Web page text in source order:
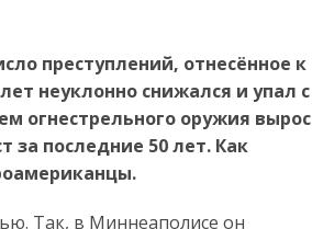
преступлений, отнесённое к
неуклонно снижался и упал с
огнестрельного оружия вырос
за последние 50 лет. Как
Так, в Миннеаполисе он